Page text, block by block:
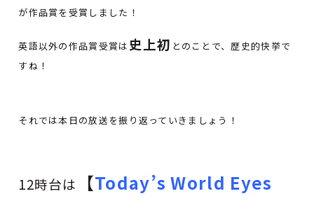
が作品賞を受賞しました！
英語以外の作品賞受賞は 史上初 とのことで、歴史的快挙で
すね！
それでは本日の放送を振り返っていきましょう！
12時台は 【Today’s World Eyes